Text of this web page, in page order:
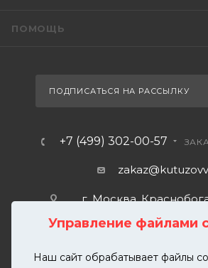
Управление файлами
Наш сайт обрабатывает файлы
ПОМОЩЬ
ПОДПИСАТЬСЯ НА РАССЫЛКУ
+7 (499) 302-00-57
г. Москва,